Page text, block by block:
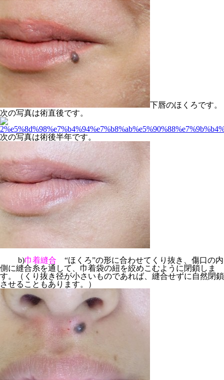
下唇のほくろです。
次の写真は術直後です。
次の写真は術後半年です。
b)巾着縫合 “ほくろ”の形に合わせてくり抜き、傷口の内
側に縫合糸を通して、巾着袋の紐を絞めこむように閉鎖しま
す。（くり抜き径が小さいものであれば、縫合せずに自然閉鎖
させることもあります。）